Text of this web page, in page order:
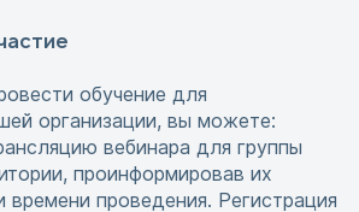
обучение для
организации, вы можете:
вебинара для группы
проинформировав их
времени проведения. Регистрация